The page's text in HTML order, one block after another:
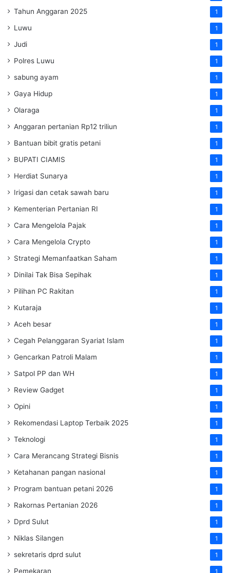
Tahun Anggaran 2025 1
Luwu 1
Judi 1
Polres Luwu 1
sabung ayam 1
Gaya Hidup 1
Olaraga 1
Anggaran pertanian Rp12 triliun 1
Bantuan bibit gratis petani 1
BUPATI CIAMIS 1
Herdiat Sunarya 1
Irigasi dan cetak sawah baru 1
Kementerian Pertanian RI 1
Cara Mengelola Pajak 1
Cara Mengelola Crypto 1
Strategi Memanfaatkan Saham 1
Dinilai Tak Bisa Sepihak 1
Pilihan PC Rakitan 1
Kutaraja 1
Aceh besar 1
Cegah Pelanggaran Syariat Islam 1
Gencarkan Patroli Malam 1
Satpol PP dan WH 1
Review Gadget 1
Opini 1
Rekomendasi Laptop Terbaik 2025 1
Teknologi 1
Cara Merancang Strategi Bisnis 1
Ketahanan pangan nasional 1
Program bantuan petani 2026 1
Rakornas Pertanian 2026 1
Dprd Sulut 1
Niklas Silangen 1
sekretaris dprd sulut 1
Pemekaran 1